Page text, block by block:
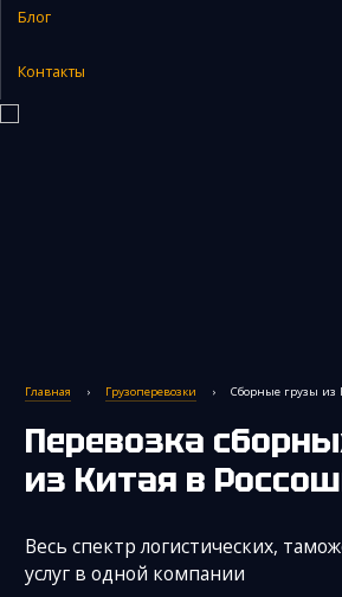
Блог
Контакты
Поиск поставщика в Китае
Главная › Грузоперевозки › Сборные грузы из
Перевозка сборных грузов
из Китая в
Весь спектр логистических,
услуг в одной компании